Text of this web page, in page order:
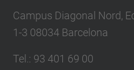
Campus Diagonal Nord,
1-3 08034 Barcelona
Tel.: 93 401 69 00